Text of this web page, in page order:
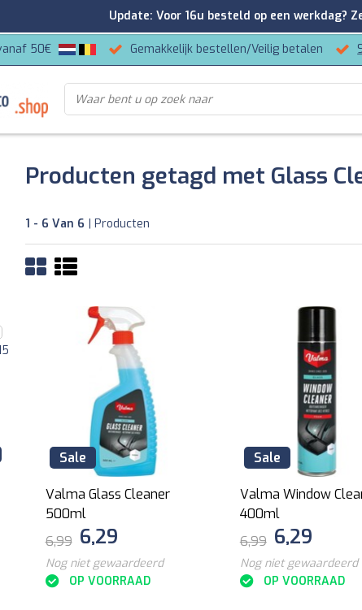
50€ Gemakkelijk bestellen/Veilig betalen
Producten getagd met Glass
1 - 6 Van 6 | Producten
Sale
Valma Glass Cleaner
500ml
6,99 6,29
Nog niet gewaardeerd
OP VOORRAAD
Sale
Valma Window
400ml
6,99 6,29
Nog niet gewaardeerd
OP VOORRAAD
Update: Voor 16u besteld op een werkdag?